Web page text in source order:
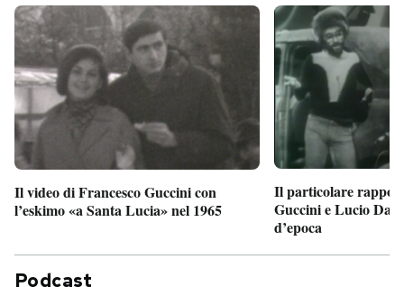
Il video di Francesco Guccini con
l’eskimo «a Santa Lucia» nel 1965
Il particolare
Guccini e Lucio
d’epoca
Podcast